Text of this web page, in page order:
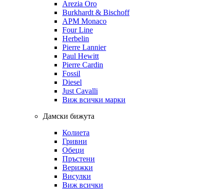
Arezia Oro
Burkhardt & Bischoff
APM Monaco
Four Line
Herbelin
Pierre Lannier
Paul Hewitt
Pierre Cardin
Fossil
Diesel
Just Cavalli
Виж всички марки
Дамски бижута
Колиета
Гривни
Обеци
Пръстени
Верижки
Висулки
Виж всички